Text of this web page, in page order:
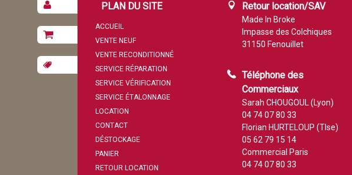
PLAN DU SITE
ACCUEIL
VENTE NEUF
VENTE RECONDITIONNÉ
SERVICE RÉPARATION
SERVICE VÉRIFICATION
SERVICE ÉTALONNAGE
LOCATION
CONTACT
DÉSTOCKAGE
PANIER
RETOUR LOCATION
Retour location/SAV
Made In Broke
Impasse des Colchiques
31150 Fenouillet
Téléphone des
Commerciaux
Sarah CHOUGOUL (Lyon)
04 74 07 80 33
Florian HURTELOUP (Tlse)
05 62 79 15 14
Commercial Paris
04 74 07 80 33